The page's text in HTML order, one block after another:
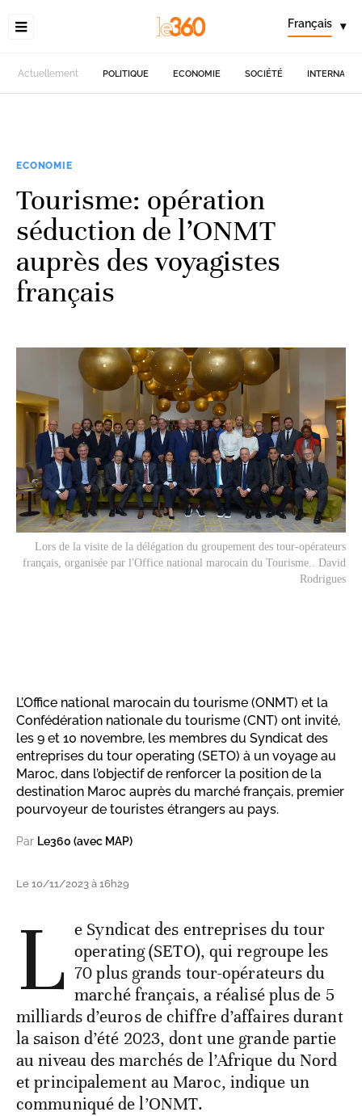
Français ▾
Actuellement POLITIQUE ECONOMIE SOCIÉTÉ
ECONOMIE
Tourisme: opération
séduction de l’ONMT
auprès des voyagistes
français
Lors de la visite de la délégation du groupement des tour-opérateurs
français, organisée par l'Office national marocain du Tourisme.. David
Rodrigues
L’Office national marocain du tourisme (ONMT) et la
Confédération nationale du tourisme (CNT) ont invité,
les 9 et 10 novembre, les membres du Syndicat des
entreprises du tour operating (SETO) à un voyage au
Maroc, dans l’objectif de renforcer la position de la
destination Maroc auprès du marché français, premier
pourvoyeur de touristes étrangers au pays.
Par Le360 (avec MAP)
Le 10/11/2023 à 16h29
L e Syndicat des entreprises du tour
operating (SETO), qui regroupe les
70 plus grands tour-opérateurs du
marché français, a réalisé plus de 5
milliards d’euros de chiffre d’affaires durant
la saison d’été 2023, dont une grande partie
au niveau des marchés de l’Afrique du Nord
et principalement au Maroc, indique un
communiqué de l’ONMT.